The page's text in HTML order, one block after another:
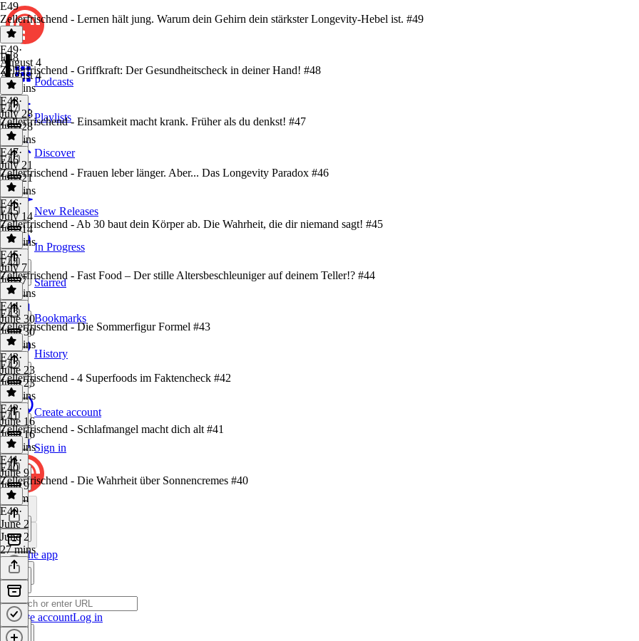
Podcasts
Playlists
Discover
New Releases
In Progress
Starred
Bookmarks
History
Create account
Sign in
Get the app
Create accountLog in
E49
Zellerfrischend - Lernen hält jung. Warum dein Gehirn dein stärkster Longevity-Hebel ist. #49
E49·
August 4
August 4
53 mins
E48
Zellerfrischend - Griffkraft: Der Gesundheitscheck in deiner Hand! #48
E48·
July 28
July 28
47 mins
E47
Zellerfrischend - Einsamkeit macht krank. Früher als du denkst! #47
E47·
July 21
July 21
55 mins
E46
Zellerfrischend - Frauen leber länger. Aber... Das Longevity Paradox #46
E46·
July 14
July 14
42 mins
E45
Zellerfrischend - Ab 30 baut dein Körper ab. Die Wahrheit, die dir niemand sagt! #45
E45·
July 7
July 7
57 mins
E44
Zellerfrischend - Fast Food – Der stille Altersbeschleuniger auf deinem Teller!? #44
E44·
June 30
June 30
44 mins
E43
Zellerfrischend - Die Sommerfigur Formel #43
E43·
June 23
June 23
50 mins
E42
Zellerfrischend - 4 Superfoods im Faktencheck #42
E42·
June 16
June 16
42 mins
E41
Zellerfrischend - Schlafmangel macht dich alt #41
E41·
June 9
June 9
1h 7m
E40
Zellerfrischend - Die Wahrheit über Sonnencremes #40
E40·
June 2
June 2
27 mins